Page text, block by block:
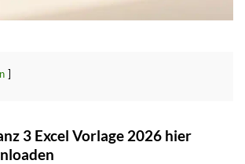
3 Excel Vorlage 2026 hier